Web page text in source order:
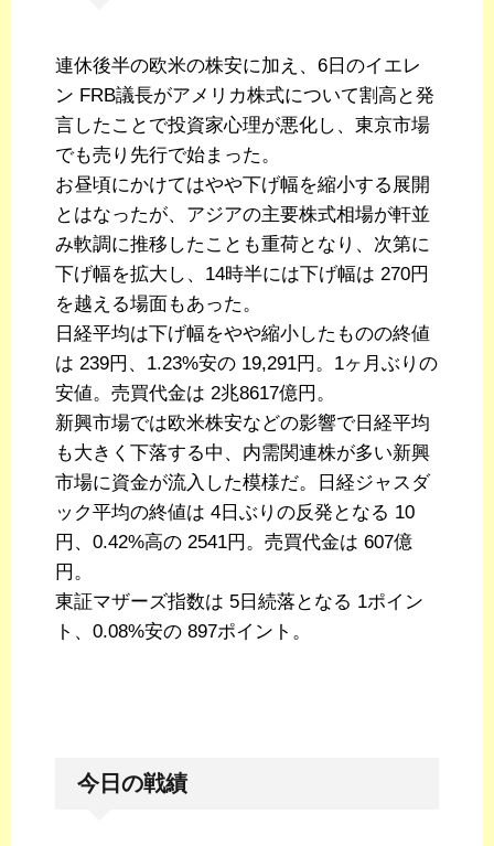
連休後半の欧米の株安に加え、6日のイエレ
ン FRB議長がアメリカ株式について割高と発
言したことで投資家心理が悪化し、東京市場
でも売り先行で始まった。
お昼頃にかけてはやや下げ幅を縮小する展開
とはなったが、アジアの主要株式相場が軒並
み軟調に推移したことも重荷となり、次第に
下げ幅を拡大し、14時半には下げ幅は 270円
を越える場面もあった。
日経平均は下げ幅をやや縮小したものの終値
は 239円、1.23%安の 19,291円。1ヶ月ぶりの
安値。売買代金は 2兆8617億円。
新興市場では欧米株安などの影響で日経平均
も大きく下落する中、内需関連株が多い新興
市場に資金が流入した模様だ。日経ジャスダ
ック平均の終値は 4日ぶりの反発となる 10
円、0.42%高の 2541円。売買代金は 607億
円。
東証マザーズ指数は 5日続落となる 1ポイン
ト、0.08%安の 897ポイント。
今日の戦績